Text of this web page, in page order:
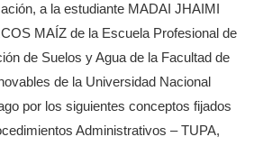
a la estudiante MADAI JHAIMI
MAÍZ de la Escuela Profesional de
de Suelos y Agua de la Facultad de
de la Universidad Nacional
por los siguientes conceptos fijados
Administrativos – TUPA,